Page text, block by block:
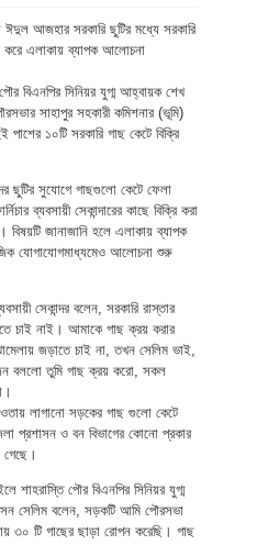
ঈদুল আজহার সরকারি ছুটির মধ্যে সরকারি
করে এলাকায় ব্যাপক আলোচনা
বিএনপির সিনিয়র যুগ্ম আহ্বায়ক শেখ
সাহাপুর সহকারী কমিশনার (ভূমি)
পাশের ১০টি সরকারি গাছ কেটে বিক্রি
ছুটির সুযোগে গাছগুলো কেটে ফেলা
ব্যবসায়ী সেকান্দারের কাছে বিক্রি করা
জানাজানি হলে এলাকায় ব্যাপক
যোগাযোগমাধ্যমেও আলোচনা শুরু
সেকান্দর বলেন, সরকারি রাস্তার
চাই নাই। আমাকে গাছ ক্রয় করার
জড়াতে চাই না, তখন সেলিম ভাই,
বললো তুমি গাছ ক্রয় করো, সকল
লাগানো সড়কের গাছ গুলো কেটে
প্রশাসন ও বন বিভাগের কোনো প্রকার
গেছে।
শাহরাস্তি পৌর বিএনপির সিনিয়র যুগ্ম
সেলিম বলেন, সড়কটি আমি পৌরসভা
৩০ টি গাছের ছাড়া রোপন করেছি। গাছ